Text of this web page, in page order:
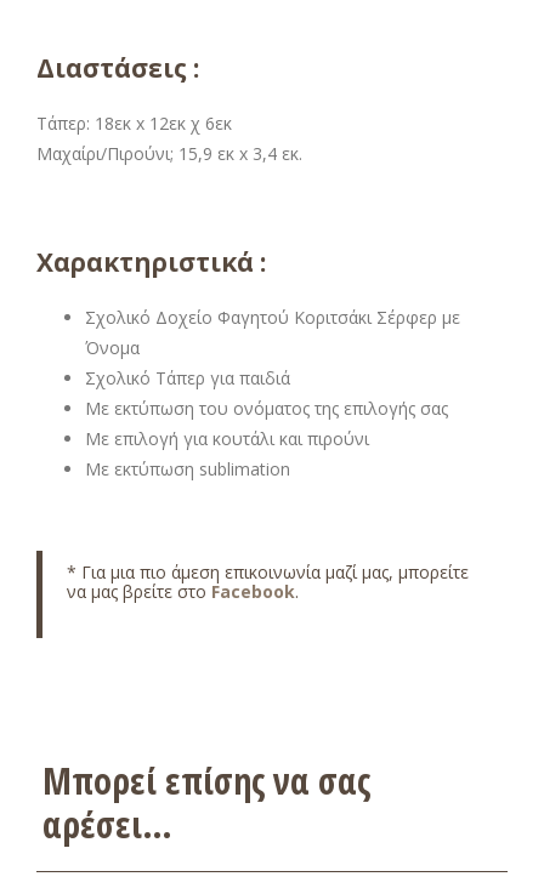
Διαστάσεις :
Τάπερ: 18εκ x 12εκ χ 6εκ
Μαχαίρι/Πιρούνι; 15,9 εκ x 3,4 εκ.
Χαρακτηριστικά :
Σχολικό Δοχείο Φαγητού Κοριτσάκι Σέρφερ με
Όνομα
Σχολικό Τάπερ για παιδιά
Με εκτύπωση του ονόματος της επιλογής σας
Με επιλογή για κουτάλι και πιρούνι
Με εκτύπωση sublimation
* Για μια πιο άμεση επικοινωνία μαζί μας, μπορείτε
να μας βρείτε στο Facebook.
Μπορεί επίσης να σας
αρέσει…